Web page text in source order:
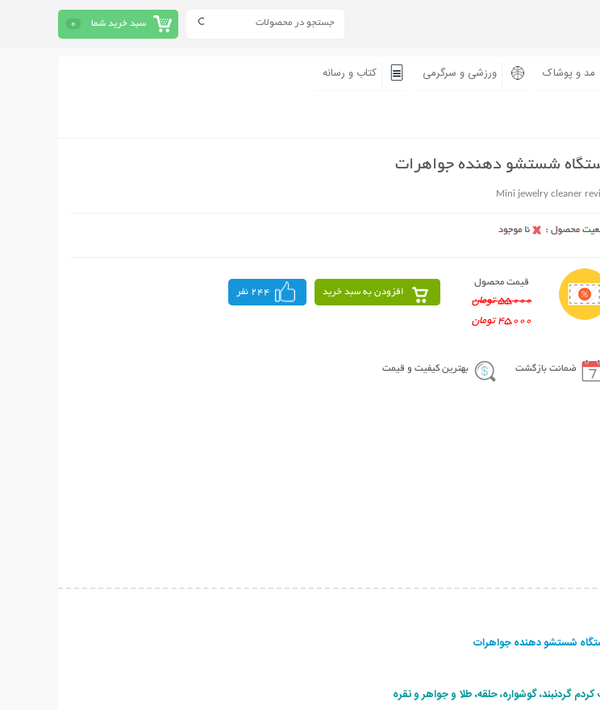
سبد خرید شما 0
مد و پوشاک ورزشی و سرگرمی کتاب و رسانه
شستشو دهنده جواهرات
Mini jewelry cleaner
قیمت محصول
55,000 تومان
45,000 تومان
افزودن به سبد خرید 244 نفر
ضمانت بازگشت بهترین کیفیت و قیمت
شستشو دهنده جواهرات
گردنبند، گوشواره، حلقه، طلا و جواهر و نقره